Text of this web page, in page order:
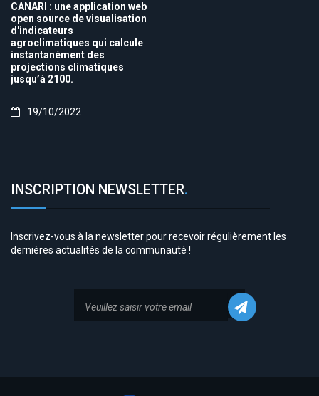
CANARI : une application web
open source de visualisation
d'indicateurs
agroclimatiques qui calcule
instantanément des
projections climatiques
jusqu’à 2100.
19/10/2022
INSCRIPTION NEWSLETTER.
Inscrivez-vous à la newsletter pour recevoir régulièrement les
dernières actualités de la communauté !